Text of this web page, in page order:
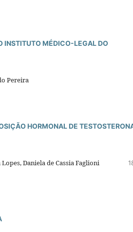
INSTITUTO MÉDICO-LEGAL DO
Pereira
HORMONAL DE
Daniela de Cassia Faglioni